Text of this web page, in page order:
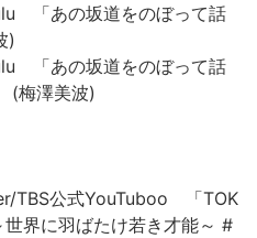
「あの坂道をのぼって話
)
「あの坂道をのぼって話
(梅澤美波)
TBS公式YouTuboo 「TOK
界に羽ばたけ若き才能～ #